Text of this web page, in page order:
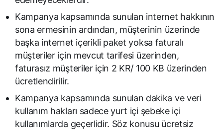
Kampanya kapsamında sunulan internet hakkının
sona ermesinin ardından, müşterinin üzerinde
başka internet içerikli paket yoksa faturalı
müşteriler için mevcut tarifesi üzerinden,
faturasız müşteriler için 2 KR/ 100 KB üzerinden
ücretlendirilir.
Kampanya kapsamında sunulan dakika ve veri
kullanım hakları sadece yurt içi şebeke içi
kullanımlarda geçerlidir. Söz konusu ücretsiz